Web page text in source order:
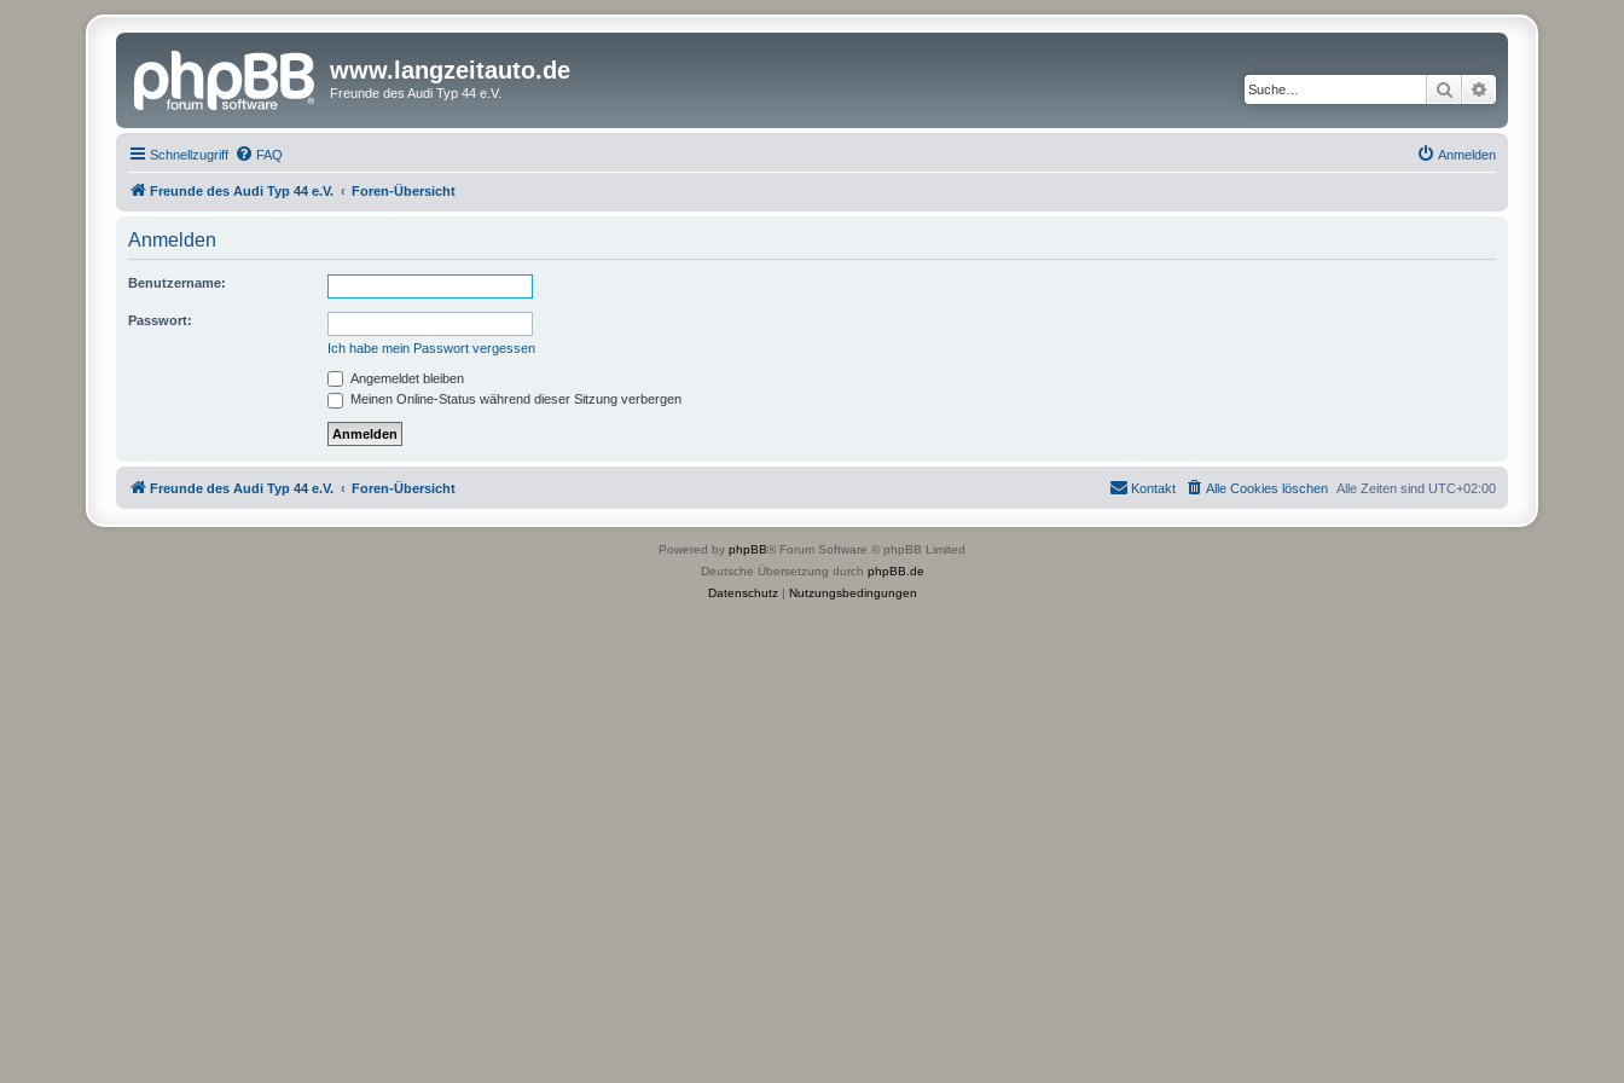
www.langzeitauto.de
Freunde des Audi Typ 44 e.V. Suche
Schnellzugriff FAQ Anmelden
Freunde des Audi Typ 44 e.V. Foren-Übersicht
Anmelden
Benutzername:
Passwort:
Ich habe mein Passwort vergessen
Angemeldet bleiben
Meinen Online-Status während dieser Sitzung verbergen
Freunde des Audi Typ 44 e.V. Foren-Übersicht Alle Zeiten sind UTC+02:00
Alle Cookies löschen
Kontakt
Powered by phpBB® Forum Software © phpBB Limited
Deutsche Übersetzung durch phpBB.de
Datenschutz| Nutzungsbedingungen